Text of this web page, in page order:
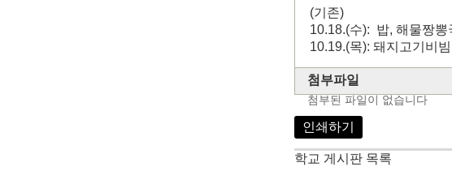
(기존)
10.18.(수): 밥, 해물짱뽕
10.19.(목): 돼지고기비
첨부파일
첨부된 파일이 없습니다
인쇄하기
학교 게시판 목록